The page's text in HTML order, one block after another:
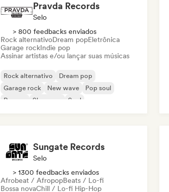
Pravda Records
Selo
> 800 feedbacks enviados
Rock alternativoDream popEletrônica
Garage rockIndie pop
Assinar artistas e/ou lançar suas músicas
Rock alternativo
Dream pop
Garage rock
New wave
Pop soul
Reggae
Shoegaze Soul
Sungate Records
Selo
> 1300 feedbacks enviados
Afrobeat / AfropopBeats / Lo-fi
Bossa novaChill / Lo-fi Hip-Hop